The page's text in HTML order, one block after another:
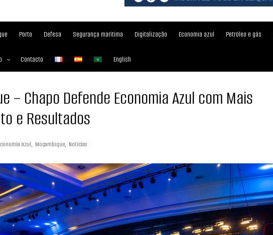
Porto Defesa Segurança marítima Digitalização Economia azul Petróleo e gás
Serviços
2019 – 2023
Contacto English
– Chapo Defende Economia Azul com Mais
e Resultados
azul, Moçambique, Notícias